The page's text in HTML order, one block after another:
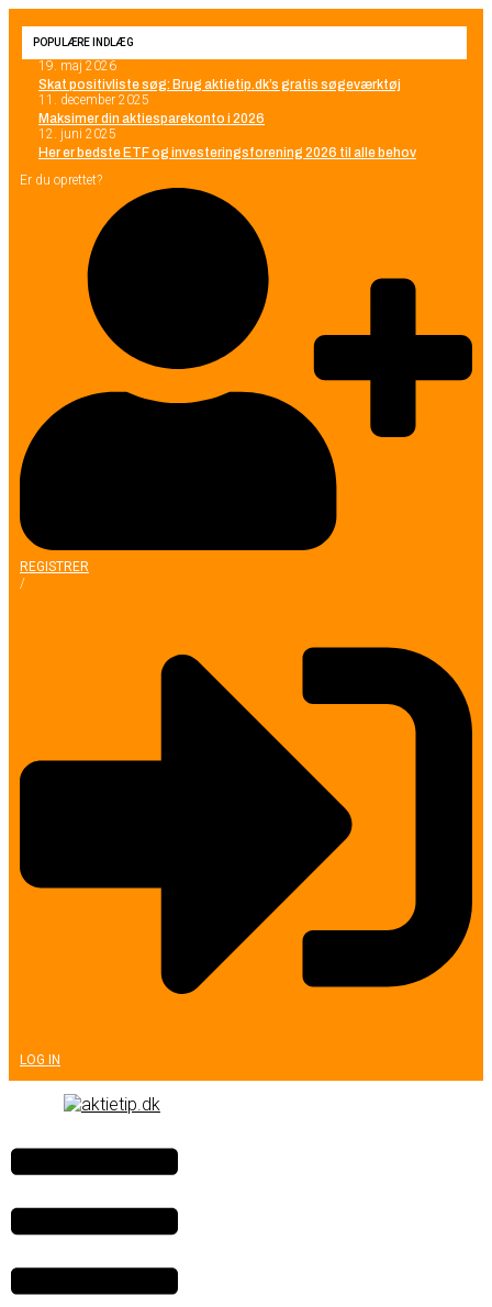
POPULÆRE INDLÆG
19. maj 2026
Skat positivliste søg: Brug aktietip.dk’s gratis søgeværktøj
11. december 2025
Maksimer din aktiesparekonto i 2026
12. juni 2025
Her er bedste ETF og investeringsforening 2026 til alle behov
Er du oprettet?
REGISTRER
/
LOG IN